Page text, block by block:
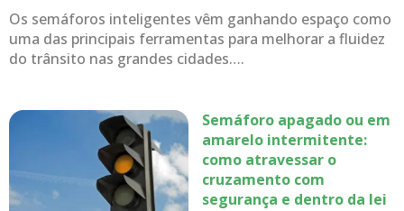
Os semáforos inteligentes vêm ganhando espaço como
uma das principais ferramentas para melhorar a fluidez
do trânsito nas grandes cidades….
Semáforo apagado ou em
amarelo intermitente:
como atravessar o
cruzamento com
segurança e dentro da lei